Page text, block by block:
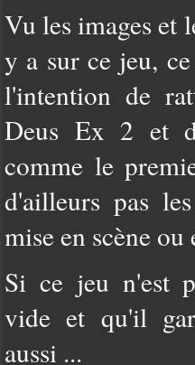
Vu les images et
y a sur ce jeu,
l'intention de
Deus Ex 2 et
comme le
d'ailleurs pas
mise en scène
Si ce jeu n'est
vide et qu'il
aussi ...